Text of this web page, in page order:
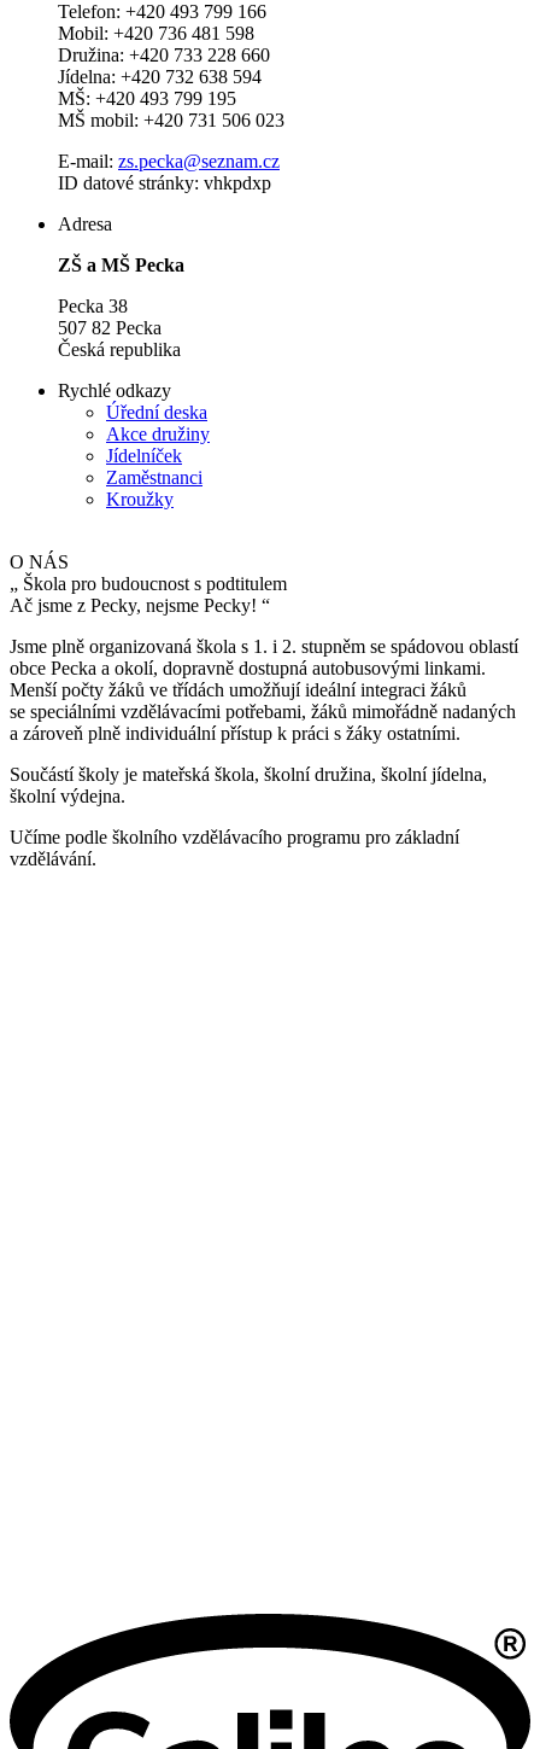
Telefon: +420 493 799 166
Mobil: +420 736 481 598
Družina: +420 733 228 660
Jídelna: +420 732 638 594
MŠ: +420 493 799 195
MŠ mobil: +420 731 506 023
E-mail: zs.pecka@seznam.cz
ID datové stránky: vhkpdxp
Adresa
ZŠ a MŠ Pecka
Pecka 38
507 82 Pecka
Česká republika
Rychlé odkazy
Úřední deska
Akce družiny
Jídelníček
Zaměstnanci
Kroužky
O NÁS
„ Škola pro budoucnost s podtitulem
Ač jsme z Pecky, nejsme Pecky! “
Jsme plně organizovaná škola s 1. i 2. stupněm se spádovou oblastí
obce Pecka a okolí, dopravně dostupná autobusovými linkami.
Menší počty žáků ve třídách umožňují ideální integraci žáků
se speciálními vzdělávacími potřebami, žáků mimořádně nadaných
a zároveň plně individuální přístup k práci s žáky ostatními.
Součástí školy je mateřská škola, školní družina, školní jídelna,
školní výdejna.
Učíme podle školního vzdělávacího programu pro základní
vzdělávání.